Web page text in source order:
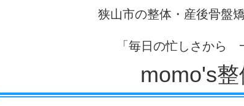
狭山市の整体・産後骨盤
「毎日の忙しさから
momo's